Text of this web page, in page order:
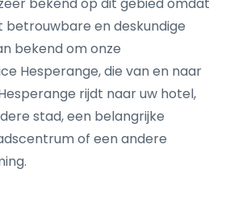
betrouwbare en deskundige
bekend om onze
Hesperange, die van en naar
rijdt naar uw hotel,
stad, een belangrijke
of een andere